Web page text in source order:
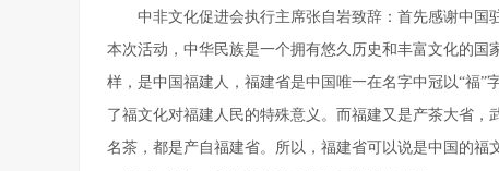
中非文化促进会执行主席张自岩致辞：首先感谢中
本次活动，中华民族是一个拥有悠久历史和丰富文化的
样，是中国福建人，福建省是中国唯一在名字中冠以“福
了福文化对福建人民的特殊意义。而福建又是产茶大省
名茶，都是产自福建省。所以，福建省可以说是中国的